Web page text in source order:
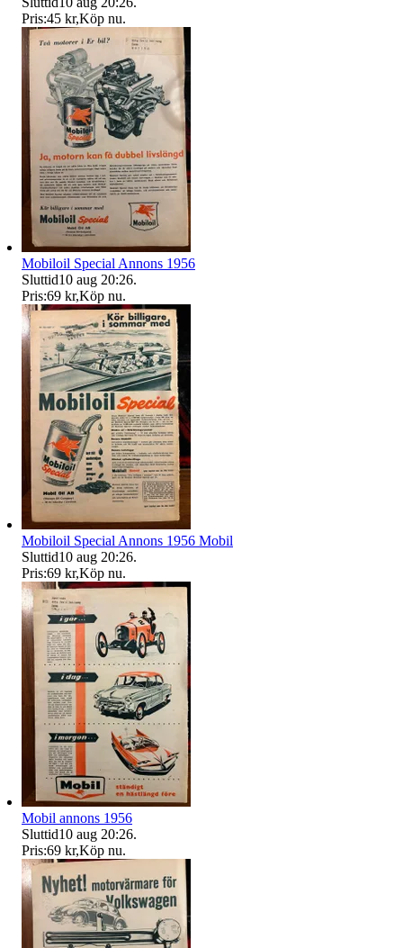
Pris:45 kr,Köp nu.
Mobiloil Special Annons 1956
Sluttid10 aug 20:26.
Pris:69 kr,Köp nu.
Mobiloil Special Annons 1956 Mobil
Sluttid10 aug 20:26.
Pris:69 kr,Köp nu.
Mobil annons 1956
Sluttid10 aug 20:26.
Pris:69 kr,Köp nu.